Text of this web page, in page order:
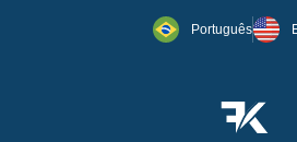
Português